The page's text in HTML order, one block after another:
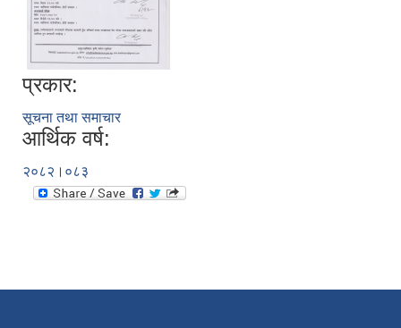
प्रकार:
सूचना तथा समाचार
आर्थिक वर्ष:
२०८२।०८३